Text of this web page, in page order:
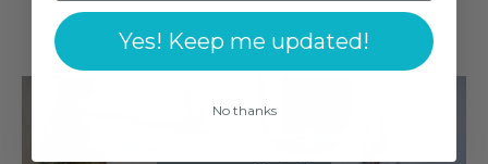
Yes! Keep me updated!
No thanks